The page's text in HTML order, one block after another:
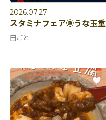
2026.07.27
スタミナフェア🌞うな玉重
田ごと